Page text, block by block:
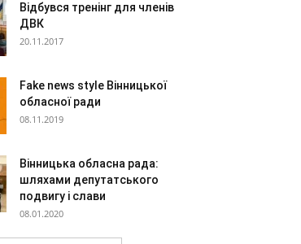
Відбувся тренінг для членів
ДВК
20.11.2017
Fake news style Вінницької
обласної ради
08.11.2019
Вінницька обласна рада:
шляхами депутатського
подвигу і слави
08.01.2020